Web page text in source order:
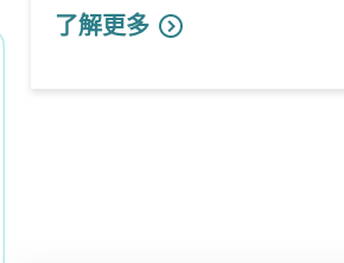
了解更多